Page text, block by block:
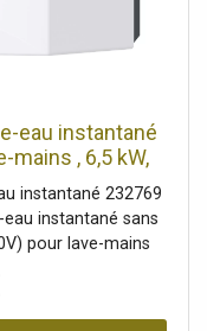
eau instantané
mains , 6,5 kW,
tension 400v,
232769
instantané 232769
eau instantané sans
pour lave-mains
et aux salles de
ELTRON ou